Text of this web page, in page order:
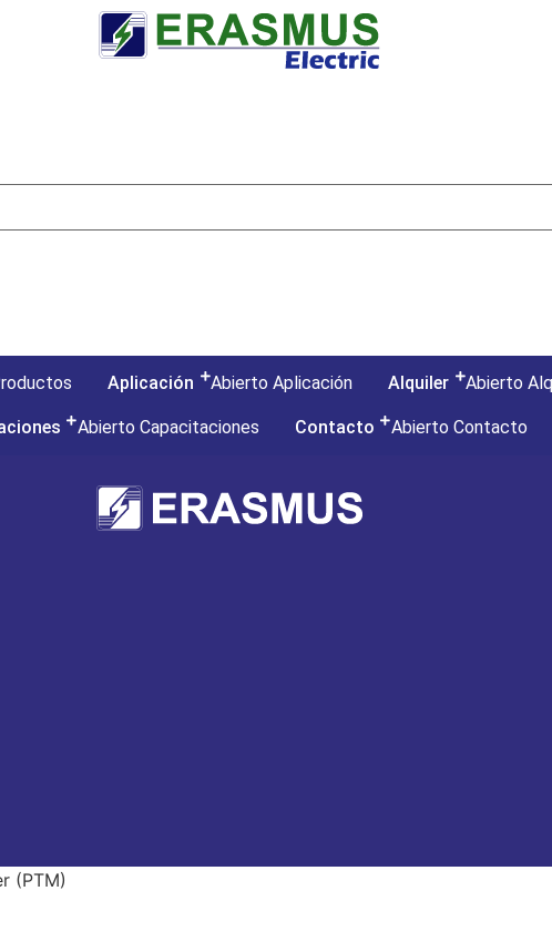
Aplicación Abierto Aplicación Alquiler Abierto
Abierto Capacitaciones Contacto Abierto Contacto
(PTM)